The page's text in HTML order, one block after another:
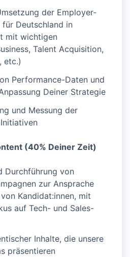
der Employer-
Deutschland in
mit wichtigen
Talent Acquisition,
etc.)
Performance-Daten und
Deiner Strategie
und Messung der
(40% Deiner Zeit)
Durchführung von
zur Ansprache
Kandidat:innen, mit
auf Tech- und Sales-
Inhalte, die unsere
präsentieren